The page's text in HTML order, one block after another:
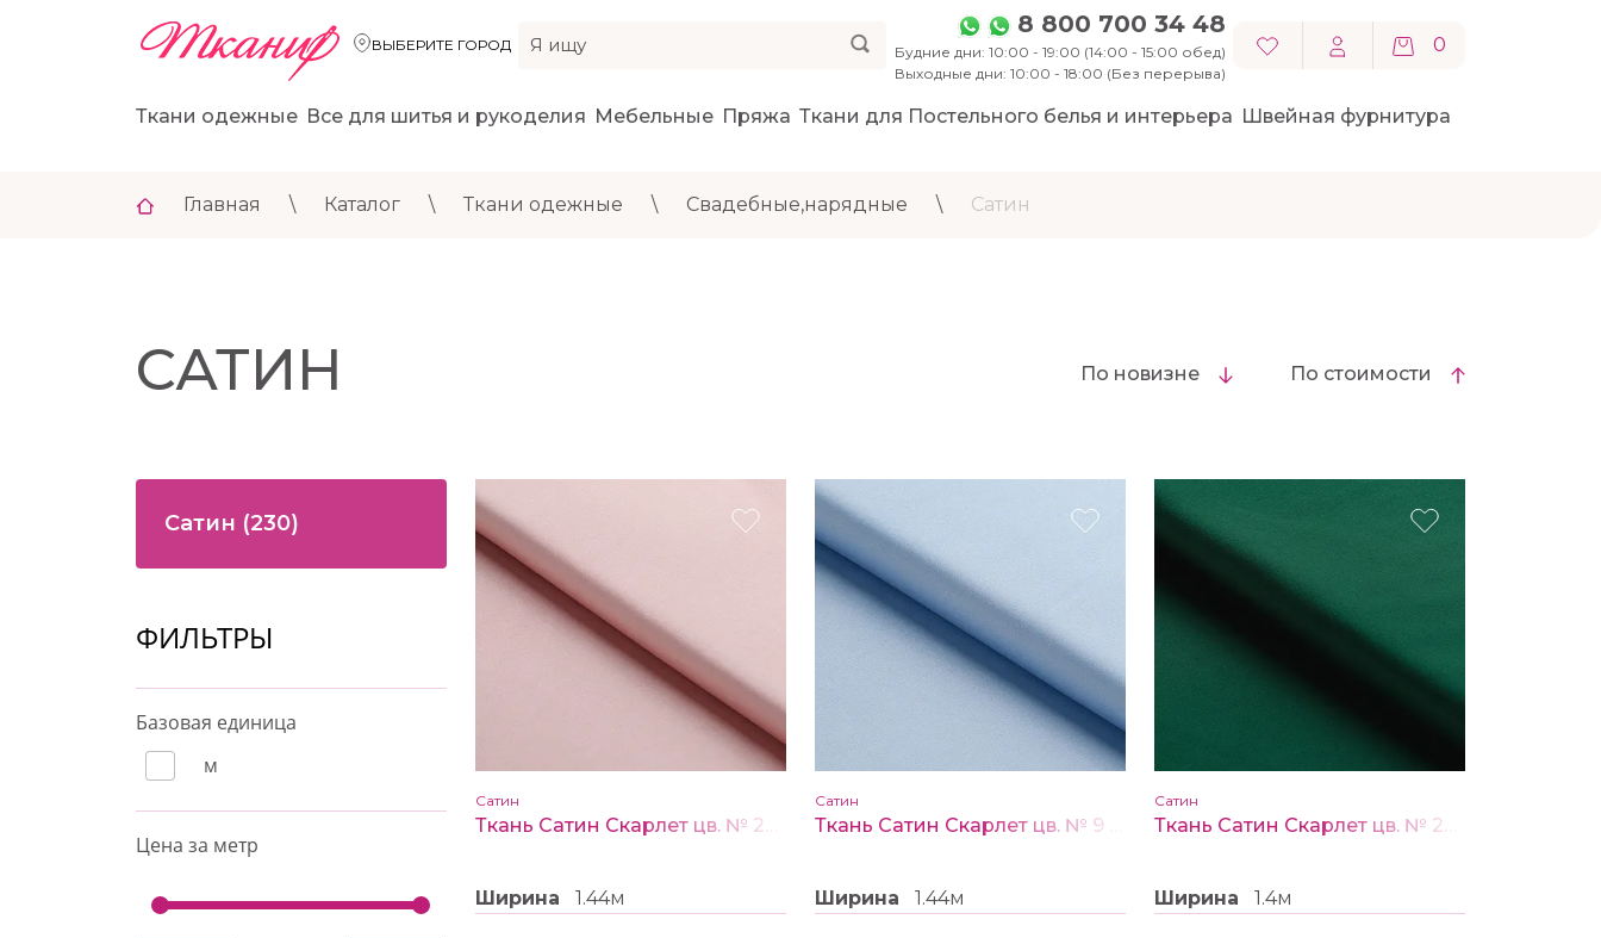
ВЫБЕРИТЕ ГОРОД
8 800 700 34 48
Будние дни: 10:00 - 19:00 (14:00 - 15:00 обед)
Выходные дни: 10:00 - 18:00 (Без перерыва)
0
Ткани одежные Все для шитья и рукоделия Мебельные Пряжа Ткани для Постельного белья и интерьера Швейная фурнитура
Главная \ Каталог \ Ткани одежные \ Свадебные,нарядные \ Сатин
САТИН По новизне По стоимости
Сатин (230)
ФИЛЬТРЫ
Базовая единица
м
Цена за метр
Сатин
Ткань Сатин Скарлет цв. № 22 пыльная роза
Ширина 1.44м
Сатин
Ширина 1.44м
Сатин
Ткань Сатин Скарлет цв. № 23 темно-зеленый
Ширина 1.4м